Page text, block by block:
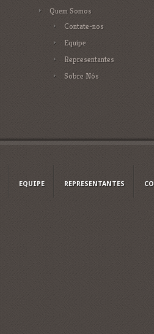
Quem Somos
Contate-nos
Equipe
Representantes
Sobre Nós
EQUIPE REPRESENTANTES